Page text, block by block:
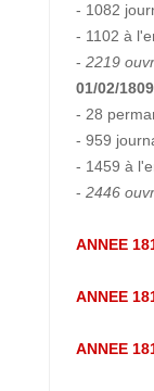
- 1082
- 1102 à
- 2219
01/02/1809
- 28
- 959
- 1459 à
- 2446
ANNEE
ANNEE
ANNEE